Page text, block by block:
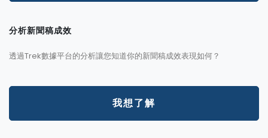
分析新聞稿成效
透過Trek數據平台的分析讓您知道你的新聞稿成效表現如何？
我想了解